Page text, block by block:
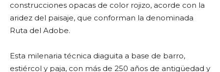
construcciones opacas de color rojizo, acorde con la
aridez del paisaje, que conforman la denominada
Ruta del Adobe.
Esta milenaria técnica diaguita a base de barro,
estiércol y paja, con más de 250 años de antigüedad y